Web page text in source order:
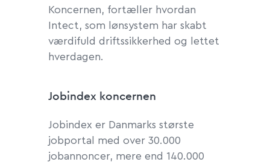
Koncernen, fortæller hvordan
Intect, som lønsystem har skabt
værdifuld driftssikkerhed og lettet
hverdagen.
Jobindex koncernen
Jobindex er Danmarks største
jobportal med over 30.000
jobannoncer, mere end 140.000